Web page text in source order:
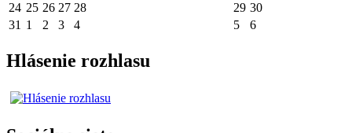
24 25 26 27 28 29 30
31 1 2 3 4 5 6
Hlásenie rozhlasu